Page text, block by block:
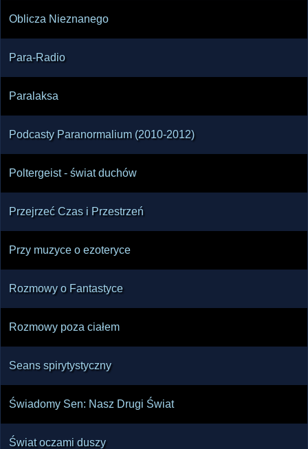
Oblicza Nieznanego
Para-Radio
Paralaksa
Podcasty Paranormalium (2010-2012)
Poltergeist - świat duchów
Przejrzeć Czas i Przestrzeń
Przy muzyce o ezoteryce
Rozmowy o Fantastyce
Rozmowy poza ciałem
Seans spirytystyczny
Świadomy Sen: Nasz Drugi Świat
Świat oczami duszy